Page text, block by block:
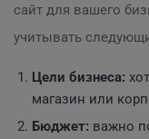
сайт для вашего
учитывать
Цели бизнеса:
магазин или
Бюджет: важно